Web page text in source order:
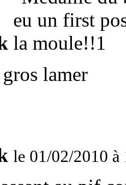
lamer
le 01/02/2010 à